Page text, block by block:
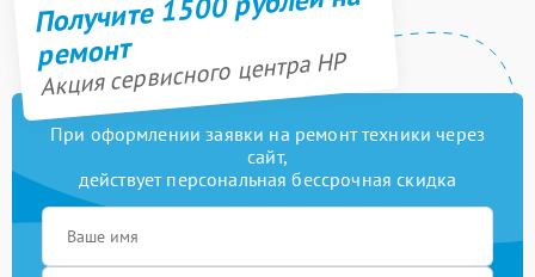
ремонт
Акция сервисного центра HP
При оформлении заявки на ремонт техники через
сайт,
действует персональная бессрочная скидка